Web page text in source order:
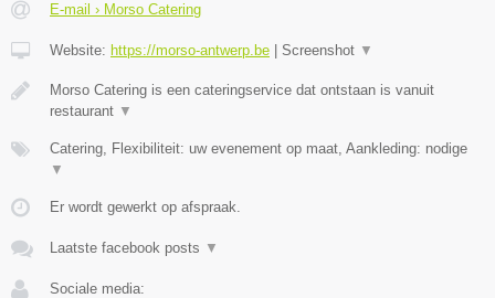
E-mail › Morso Catering
Website: https://morso-antwerp.be Screenshot ▼
Morso Catering is een cateringservice dat ontstaan is vanuit
restaurant ▼
Catering, Flexibiliteit: uw evenement op maat, Aankleding: nodige
▼
Er wordt gewerkt op afspraak.
Laatste facebook posts ▼
Sociale media: